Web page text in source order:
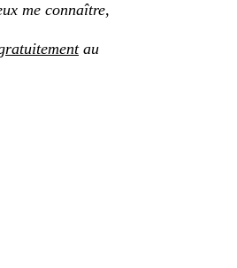
me connaître,
au